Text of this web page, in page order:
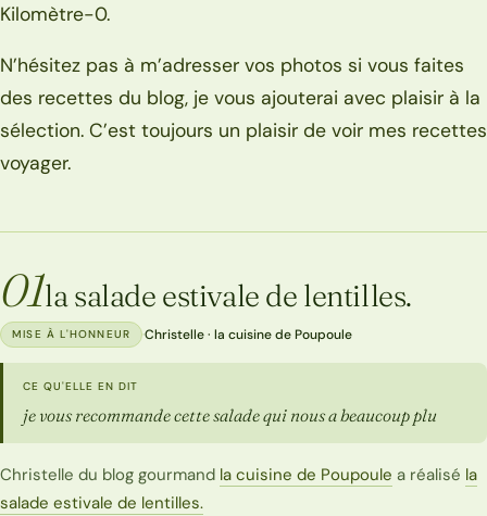
Kilomètre-0.
N’hésitez pas à m’adresser vos photos si vous faites
des recettes du blog, je vous ajouterai avec plaisir à la
sélection. C’est toujours un plaisir de voir mes recettes
voyager.
01la salade estivale de lentilles.
MISE À L'HONNEUR ·Christelle · la cuisine de Poupoule
CE QU'ELLE EN DIT
je vous recommande cette salade qui nous a beaucoup plu
Christelle du blog gourmand la cuisine de Poupoule a réalisé la
salade estivale de lentilles.